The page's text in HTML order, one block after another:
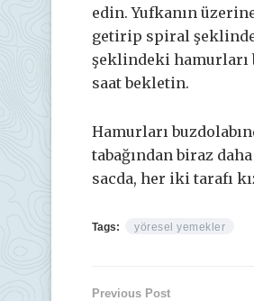
edin. Yufkanın
getirip spiral şeklinde
şeklindeki hamurları
saat bekletin.
Hamurları
tabağından biraz
sacda, her iki tarafı
Tags: yöresel yemekler
Previous Post